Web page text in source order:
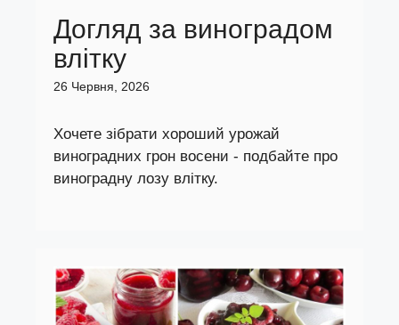
Догляд за виноградом
влітку
26 Червня, 2026
Хочете зібрати хороший урожай
виноградних грон восени - подбайте про
виноградну лозу влітку.